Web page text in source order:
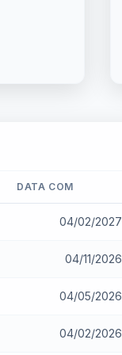
DATA COM
04/02/2027
04/11/2026
04/05/2026
04/02/2026